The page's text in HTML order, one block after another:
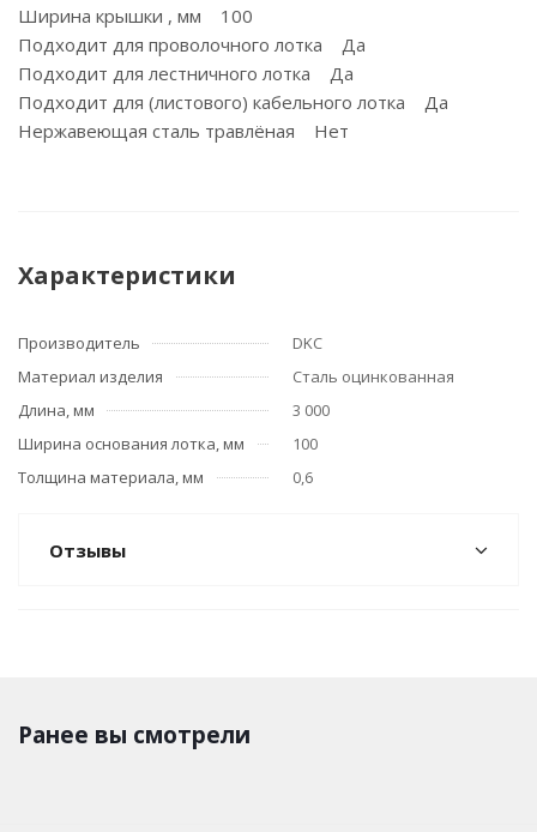
Ширина крышки , мм 100
Подходит для проволочного лотка Да
Подходит для лестничного лотка Да
Подходит для (листового) кабельного лотка Да
Нержавеющая сталь травлёная Нет
Характеристики
Производитель
DKC
Материал изделия
Сталь оцинкованная
Длина, мм
3 000
Ширина основания лотка, мм
100
Толщина материала, мм
0,6
Отзывы
Ранее вы смотрели